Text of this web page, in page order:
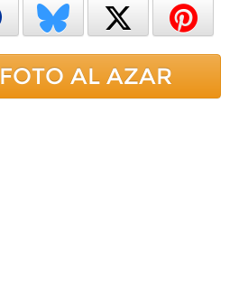
FOTO AL AZAR